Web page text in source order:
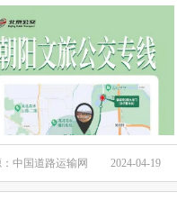
中国道路运输网 2024-04-19